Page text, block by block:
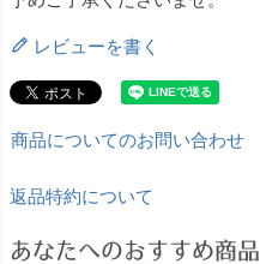
レビューを書く
商品についてのお問い合わせ
返品特約について
あなたへのおすすめ商品